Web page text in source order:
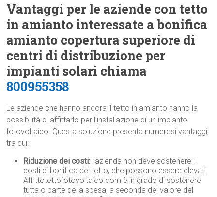
Vantaggi per le aziende con tetto
in amianto interessate a bonifica
amianto copertura superiore di
centri di distribuzione per
impianti solari chiama
800955358
Le aziende che hanno ancora il tetto in amianto hanno la
possibilità di affittarlo per l’installazione di un impianto
fotovoltaico. Questa soluzione presenta numerosi vantaggi,
tra cui:
Riduzione dei costi: l’azienda non deve sostenere i
costi di bonifica del tetto, che possono essere elevati.
Affittotettofotovoltaico.com è in grado di sostenere
tutta o parte della spesa, a seconda del valore del